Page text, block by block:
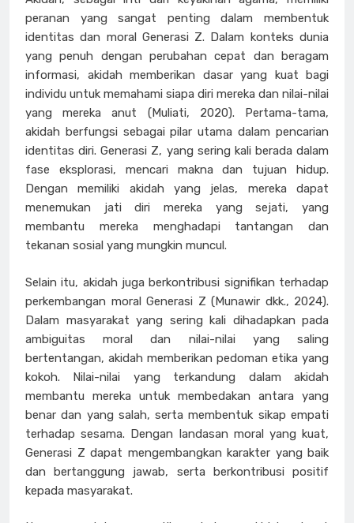
peranan yang sangat penting dalam membentuk
identitas dan moral Generasi Z. Dalam konteks dunia
yang penuh dengan perubahan cepat dan beragam
informasi, akidah memberikan dasar yang kuat bagi
individu untuk memahami siapa diri mereka dan nilai-nilai
yang mereka anut (Muliati, 2020). Pertama-tama,
akidah berfungsi sebagai pilar utama dalam pencarian
identitas diri. Generasi Z, yang sering kali berada dalam
fase eksplorasi, mencari makna dan tujuan hidup.
Dengan memiliki akidah yang jelas, mereka dapat
menemukan jati diri mereka yang sejati, yang
membantu mereka menghadapi tantangan dan
tekanan sosial yang mungkin muncul.
Selain itu, akidah juga berkontribusi signifikan terhadap
perkembangan moral Generasi Z (Munawir dkk., 2024).
Dalam masyarakat yang sering kali dihadapkan pada
ambiguitas moral dan nilai-nilai yang saling
bertentangan, akidah memberikan pedoman etika yang
kokoh. Nilai-nilai yang terkandung dalam akidah
membantu mereka untuk membedakan antara yang
benar dan yang salah, serta membentuk sikap empati
terhadap sesama. Dengan landasan moral yang kuat,
Generasi Z dapat mengembangkan karakter yang baik
dan bertanggung jawab, serta berkontribusi positif
kepada masyarakat.